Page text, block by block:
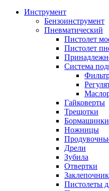
Инструмент
Бензоинструмент
Пневматический
Пистолет
Пистолет
Система
Гайковерты
Трещотки
Бормашинки
Ножницы
Дрели
Зубила
Отвертки
Пистолеты